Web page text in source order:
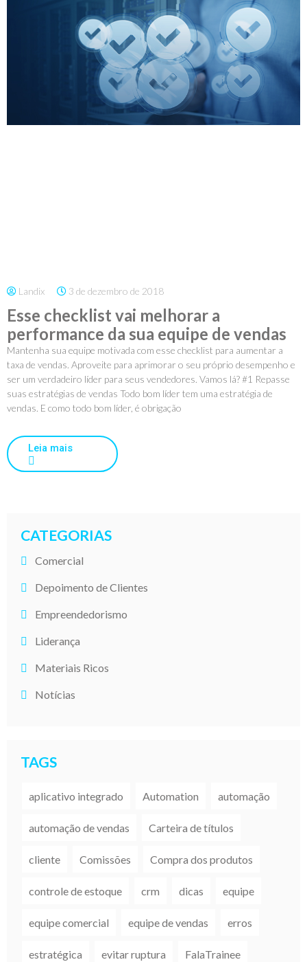
Esse checklist vai melhorar a
performance da sua equipe de vendas
Landix 3 de dezembro de 2018
Mantenha sua equipe motivada com esse checklist para aumentar a
taxa de vendas. Aproveite para aprimorar o seu próprio desempenho e
ser um verdadeiro líder para seus vendedores. Vamos lá? #1 Repasse
suas estratégias de vendas Todo bom líder tem uma estratégia de
vendas. E como todo bom líder, é obrigação
Leia mais
CATEGORIAS
Comercial
Depoimento de Clientes
Empreendedorismo
Liderança
Materiais Ricos
Notícias
TAGS
aplicativo integrado Automation automação
automação de vendas Carteira de títulos
cliente Comissões Compra dos produtos
controle de estoque crm dicas equipe
equipe comercial equipe de vendas erros
estratégica evitar ruptura FalaTrainee